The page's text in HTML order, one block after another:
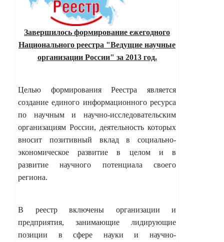
Завершилось формирование ежегодного
Национального реестра "Ведущие научные
организации России" за 2013 год.
Целью формирования Реестра является
создание единого информационного ресурса
по научным и научно-исследовательским
организациям России, деятельность которых
вносит позитивный вклад в социально-
экономическое развитие в целом и в
развитие научного потенциала своего
региона.
В реестр включены организации и
предприятия, занимающие лидирующие
позиции в сфере науки и научно-